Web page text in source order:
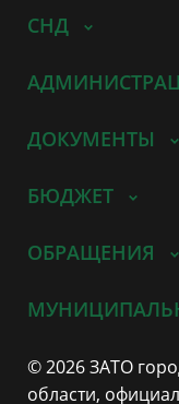
СНД
ДОКУМЕНТЫ
БЮДЖЕТ
ОБРАЩЕНИЯ
© 2026 ЗАТО
области,